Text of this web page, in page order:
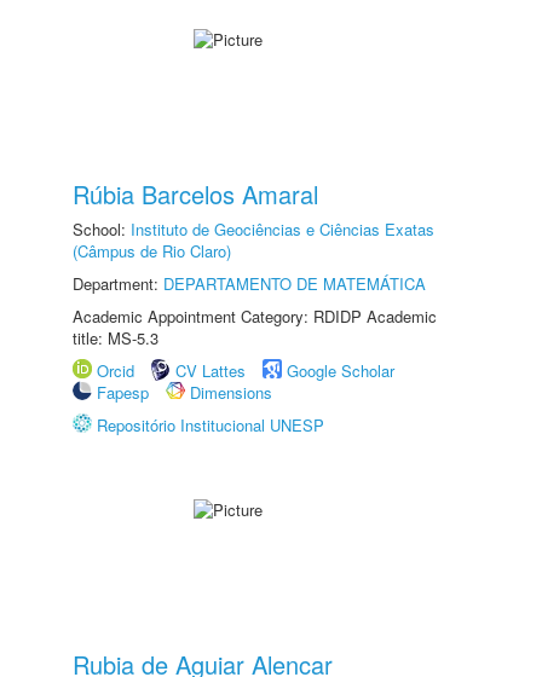
Rúbia Barcelos Amaral
School: Instituto de Geociências e Ciências Exatas
(Câmpus de Rio Claro)
Department: DEPARTAMENTO DE MATEMÁTICA
Academic Appointment Category: RDIDP Academic
title: MS-5.3
Orcid
CV Lattes
Google Scholar
Fapesp
Dimensions
Repositório Institucional UNESP
Rubia de Aguiar Alencar